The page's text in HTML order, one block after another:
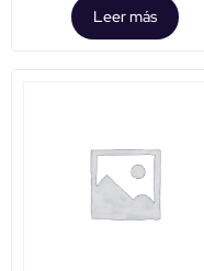
Leer más